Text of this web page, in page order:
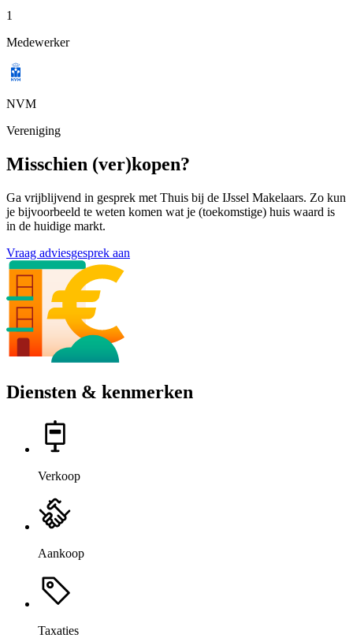
1
Medewerker
NVM
Vereniging
Misschien (ver)kopen?
Ga vrijblijvend in gesprek met Thuis bij de IJssel Makelaars. Zo kun
je bijvoorbeeld te weten komen wat je (toekomstige) huis waard is
in de huidige markt.
Vraag adviesgesprek aan
Diensten & kenmerken
Verkoop
Aankoop
Taxaties